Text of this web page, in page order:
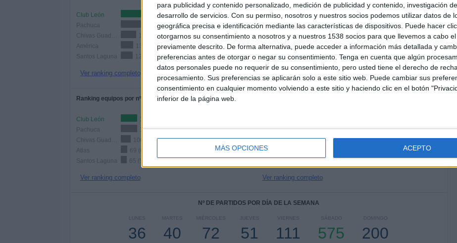
para publicidad y contenido personalizado, medición de publicidad y contenido, investigación
desarrollo de servicios. Con su permiso, nosotros y nuestros socios podemos utilizar datos de
geográfica precisa e identificación mediante las características de dispositivos. Puede hacer
otorgarnos su consentimiento a nosotros y a nuestros 1538 socios para que llevemos a cabo
previamente descrito. De forma alternativa, puede acceder a información más detallada y
preferencias antes de otorgar o negar su consentimiento. Tenga en cuenta que algún
datos personales puede no requerir de su consentimiento, pero usted tiene el derecho de
procesamiento. Sus preferencias se aplicarán solo a este sitio web. Puede cambiar sus
consentimiento en cualquier momento volviendo a este sitio y haciendo clic en el botón
inferior de la página web.
MÁS OPCIONES ACEPTO
Club León
239 (22,03%)
Pachuca
233 (21,47%)
167 (15,39%)
América
135 (12,44%)
Santos Laguna
128 (11,8%)
Ver ranking completo
Pachuca
88 (8,11%)
Club León
87 (8,02%)
Chivas Guadalajara
74 (6,82%)
Necaxa
41 (3,78%)
América
31 (2,86%)
Ranking equipos por nº de partidos Local
Club León
179 (16,5%)
Pachuca
177 (16,31%)
106 (9,77%)
Atlas
69 (6,36%)
Santos Laguna
65 (5,99%)
Ver ranking completo
Tigres UANL
66 (6,08%)
Pumas UNAM
65 (5,99%)
Santos Laguna
Ver ranking completo
Nº DE PARTIDOS POR DÍA DE LA SEMANA
LUNES
36
MARTES
40
MIÉRCOLES
72
JUEVES
51
VIERNES
111
SÁBADO
575
DOMINGO
200